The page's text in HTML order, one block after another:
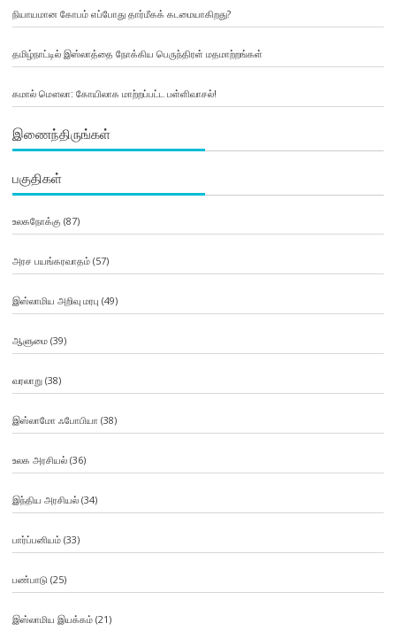
நியாயமான கோபம் எப்போது தார்மீகக் கடமையாகிறது?
தமிழ்நாட்டில் இஸ்லாத்தை நோக்கிய பெருந்திரள் மதமாற்றங்கள்
கமால் மௌலா: கோயிலாக மாற்றப்பட்ட பள்ளிவாசல்!
இணைந்திருங்கள்
பகுதிகள்
உலகநோக்கு (87)
அரச பயங்கரவாதம்(57)
இஸ்லாமிய அறிவு மரபு (49)
ஆளுமை(39)
வரலாறு(38)
இஸ்லாமோ ஃபோபியா (38)
உலக அரசியல்(36)
இந்திய அரசியல்(34)
பார்ப்பனியம்(33)
பண்பாடு(25)
இஸ்லாமிய இயக்கம்(21)